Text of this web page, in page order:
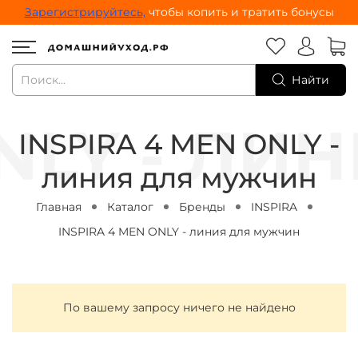
Зарегистрируйтесь,чтобы копить и тратить бонусы
Найти
INSPIRA 4 MEN ONLY -
линия для мужчин
Главная Каталог Бренды
INSPIRA
INSPIRA 4 MEN ONLY - линия для мужчин
По вашему запросу ничего не найдено